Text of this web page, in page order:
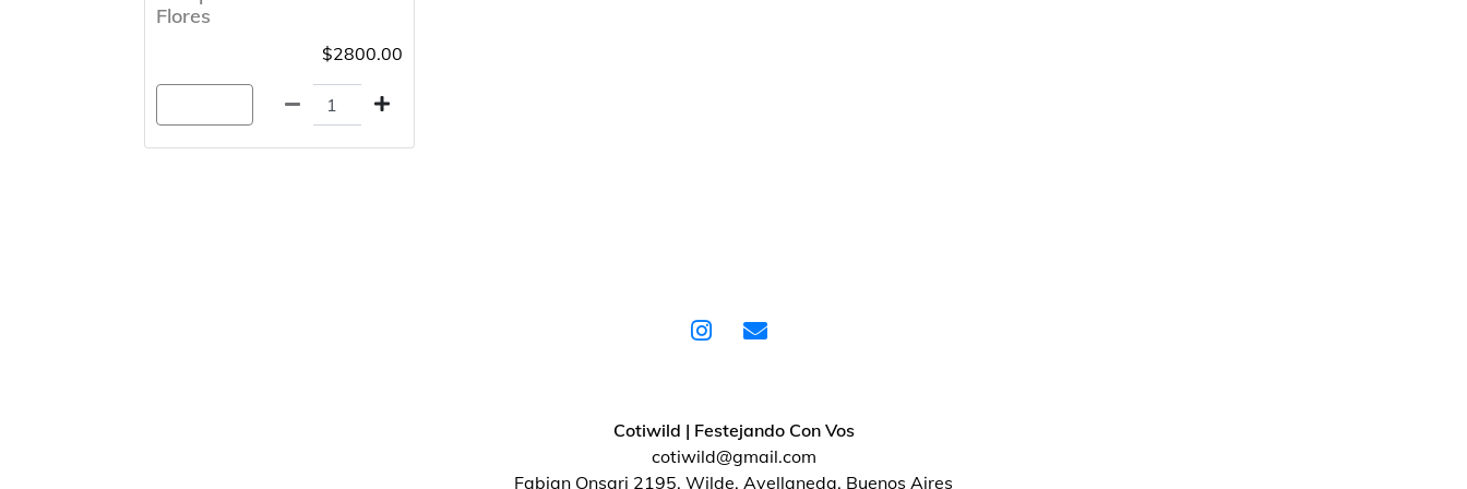
Flores
$2800.00
Cotiwild | Festejando Con Vos
cotiwild@gmail.com
Fabian Onsari 2195, Wilde, Avellaneda, Buenos Aires